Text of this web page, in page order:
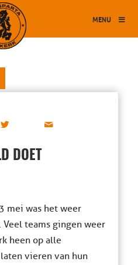
MENU
DOET
mei was het weer
teams gingen weer
heen op alle
vieren van hun